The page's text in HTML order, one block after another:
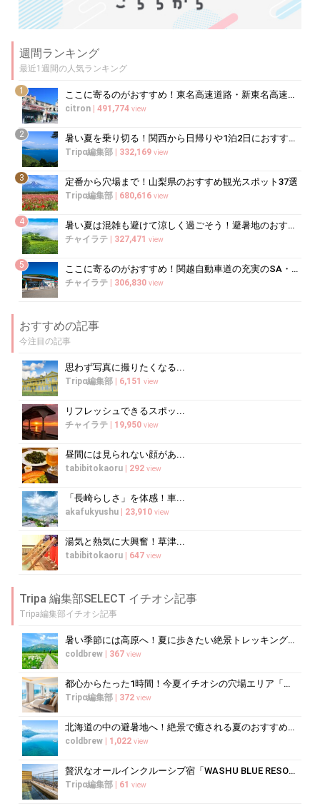
週間ランキング
最近1週間の人気ランキング
1 ここに寄るのがおすすめ！東名高速道路・新東名高速道路の充実のSA・PA10選
citron | 491,774 view
2 暑い夏を乗り切る！関西から日帰りや1泊2日におすすめの避暑地10選
Tripα編集部 | 332,169 view
3 定番から穴場まで！山梨県のおすすめ観光スポット37選
Tripα編集部 | 680,616 view
4 暑い夏は混雑も避けて涼しく過ごそう！避暑地のおすすめ穴場スポット10選
チャイラテ | 327,471 view
5 ここに寄るのがおすすめ！関越自動車道の充実のSA・PA5選
チャイラテ | 306,830 view
おすすめの記事
今注目の記事
思わず写真に撮りたくなる...
Tripα編集部 | 6,151 view
リフレッシュできるスポッ...
チャイラテ | 19,950 view
昼間には見られない顔があ...
tabibitokaoru | 292 view
「長崎らしさ」を体感！車...
akafukyushu | 23,910 view
湯気と熱気に大興奮！草津...
tabibitokaoru | 647 view
Tripa 編集部SELECT イチオシ記事
Tripa編集部イチオシ記事
暑い季節には高原へ！夏に歩きたい絶景トレッキング10選
coldbrew | 367 view
都心からたった1時間！今夏イチオシの穴場エリア「三浦半島」
Tripα編集部 | 372 view
北海道の中の避暑地へ！絶景で癒される夏のおすすめスポット10選
coldbrew | 1,022 view
贅沢なオールインクルーシブ宿「WASHU BLUE RESORT 風籠」で...
Tripα編集部 | 61 view